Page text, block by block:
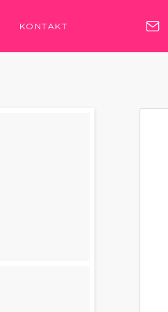
KONTAKT